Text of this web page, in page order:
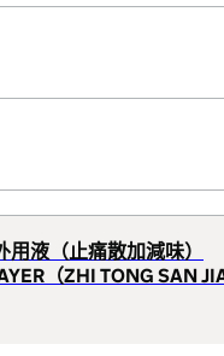
用液（止痛散加減味）
（ZHI TONG SAN